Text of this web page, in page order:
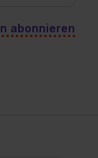
abonnieren